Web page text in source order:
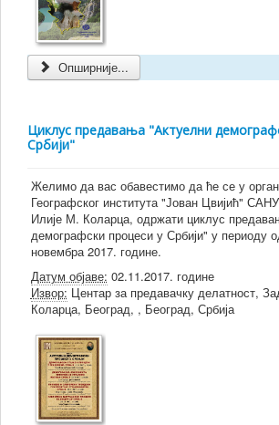
Опширније...
Циклус предавања "Актуелни
Србији"
Желимо да вас обавестимо да ће се у
Географског института "Јован Цвијић"
Илије М. Коларца, одржати циклус
демографски процеси у Србији" у периоду
новембра 2017. године.
Датум објаве: 02.11.2017. године
Извор: Центар за предавачку делатност,
Коларца, Београд, , Београд, Србија